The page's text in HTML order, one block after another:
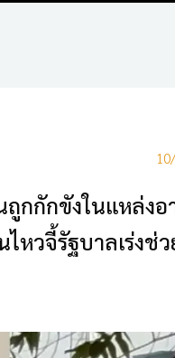
ถูกกักขังในแหล่ง
ไหวจี้รัฐบาลเร่ง